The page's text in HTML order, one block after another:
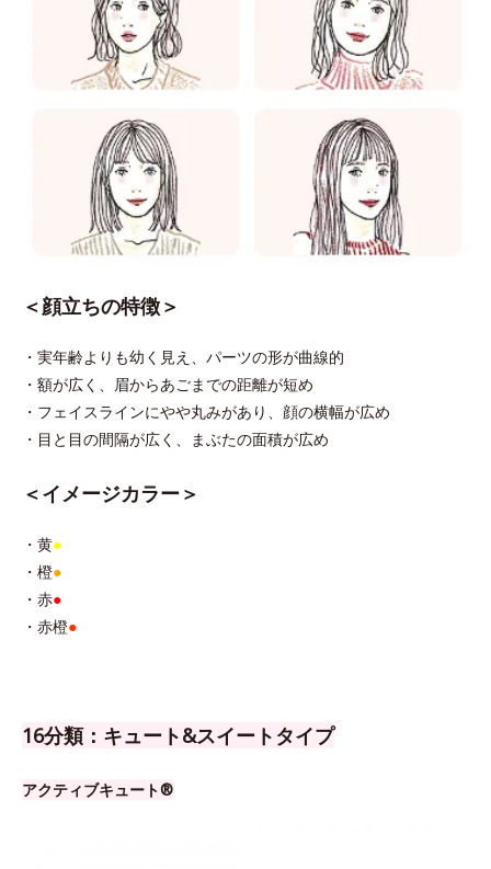
＜顔立ちの特徴＞
・実年齢よりも幼く見え、パーツの形が曲線的
・額が広く、眉からあごまでの距離が短め
・フェイスラインにやや丸みがあり、顔の横幅が広め
・目と目の間隔が広く、まぶたの面積が広め
＜イメージカラー＞
・黄●
・橙●
・赤●
・赤橙●
16分類：キュート&スイートタイプ
アクティブキュート®